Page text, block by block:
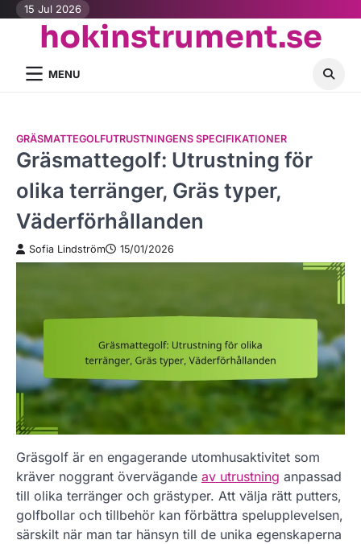
Skip
content
15 Jul 2026
hokinstrument.se
MENU
GRÄSMATTEGOLFUTRUSTNINGENS SPECIFIKATIONER
Gräsmattegolf: Utrustning för
olika terränger, Gräs typer,
Väderförhållanden
Sofia Lindström 15/01/2026
Gräsgolf är en engagerande utomhusaktivitet som
kräver noggrant övervägande av utrustning anpassad
till olika terränger och grästyper. Att välja rätt putters,
golfbollar och tillbehör kan förbättra spelupplevelsen,
särskilt när man tar hänsyn till de unika egenskaperna